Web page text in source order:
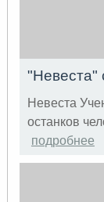
"Невеста"
Невеста
останков
подробнее